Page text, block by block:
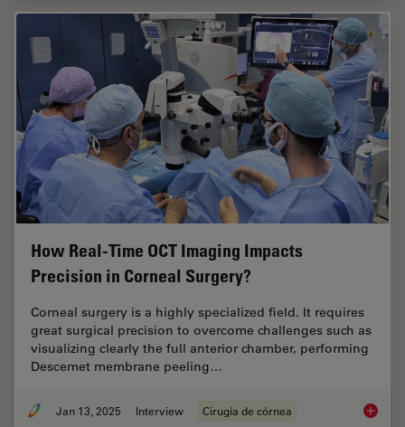
How Real-Time OCT Imaging Impacts
Precision in Corneal Surgery?
Corneal surgery is a highly specialized field. It requires
great surgical precision to overcome challenges such as
visualizing clearly the full anterior chamber, performing
Descemet membrane peeling…
Jan 13, 2025 Interview Cirugía de córnea How